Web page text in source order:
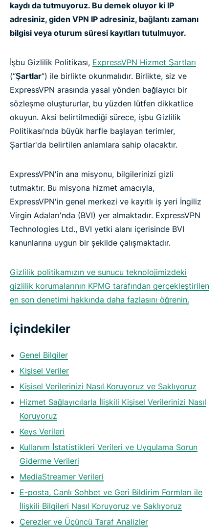
kaydı da tutmuyoruz. Bu demek oluyor ki IP
adresiniz, giden VPN IP adresiniz, bağlantı zamanı
bilgisi veya oturum süresi kayıtları tutulmuyor.
İşbu Gizlilik Politikası, ExpressVPN Hizmet Şartları
(“Şartlar”) ile birlikte okunmalıdır. Birlikte, siz ve
ExpressVPN arasında yasal yönden bağlayıcı bir
sözleşme oluştururlar, bu yüzden lütfen dikkatlice
okuyun. Aksi belirtilmediği sürece, işbu Gizlilik
Politikası'nda büyük harfle başlayan terimler,
Şartlar'da belirtilen anlamlara sahip olacaktır.
ExpressVPN'in ana misyonu, bilgilerinizi gizli
tutmaktır. Bu misyona hizmet amacıyla,
ExpressVPN'in genel merkezi ve kayıtlı iş yeri İngiliz
Virgin Adaları'nda (BVI) yer almaktadır. ExpressVPN
Technologies Ltd., BVI yetki alanı içerisinde BVI
kanunlarına uygun bir şekilde çalışmaktadır.
Gizlilik politikamızın ve sunucu teknolojimizdeki
gizlilik korumalarının KPMG tarafından gerçekleştirilen
en son denetimi hakkında daha fazlasını öğrenin.
İçindekiler
Genel Bilgiler
Kişisel Veriler
Kişisel Verilerinizi Nasıl Koruyoruz ve Saklıyoruz
Hizmet Sağlayıcılarla İlişkili Kişisel Verilerinizi Nasıl
Koruyoruz
Keys Verileri
Kullanım İstatistikleri Verileri ve Uygulama Sorun
Giderme Verileri
MediaStreamer Verileri
E-posta, Canlı Sohbet ve Geri Bildirim Formları ile
İlişkili Bilgileri Nasıl Koruyoruz ve Saklıyoruz
Çerezler ve Üçüncü Taraf Analizler